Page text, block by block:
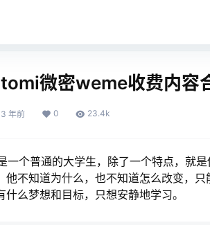
微密weme收费内容
3 年前 0 23.4k
一个普通的大学生，除了一个特点，就是
他不知道为什么，也不知道怎么改变，
什么梦想和目标，只想安静地学习。